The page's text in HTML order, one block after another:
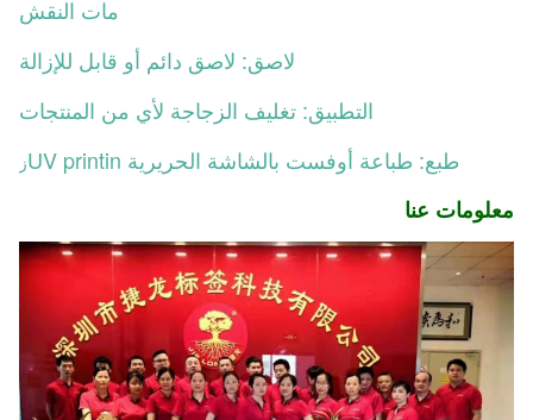
مات النقش
لاصق: لاصق دائم أو قابل للإزالة
التطبيق: تغليف الزجاجة لأي من المنتجات
طبع: طباعة أوفست بالشاشة الحريرية UV printin
ز
معلومات عنا